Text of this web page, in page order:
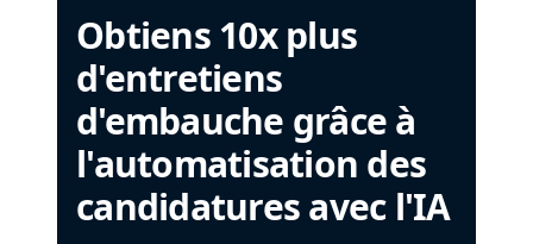
Obtiens 10x plus
d'entretiens
d'embauche grâce à
l'automatisation des
candidatures avec l'IA